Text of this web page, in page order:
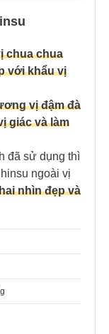
ị chua chua
với khẩu vị
vị đậm đà
giác và làm
đã sử dụng thì
ngoài vị
nhìn đẹp và